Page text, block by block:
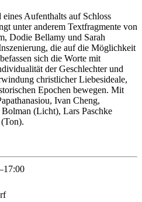
Aufenthalts auf Schloss
unter anderem Textfragmente von
Dodie Bellamy und Sarah
die auf die Möglichkeit
sich die Worte mit
der Geschlechter und
christlicher Liebesideale,
Epochen bewegen. Mit
Ivan Cheng,
(Licht), Lars Paschke